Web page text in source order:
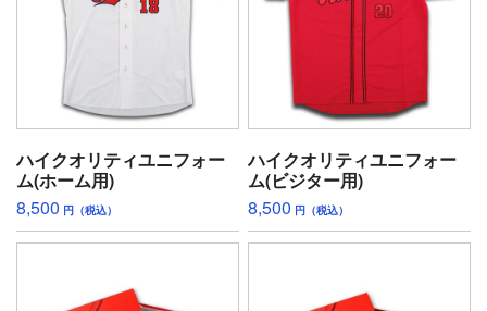
ハイクオリティユニフォー
ム(ホーム用)
8,500 円（税込）
ハイクオリティユニフォー
ム(ビジター用)
8,500 円（税込）